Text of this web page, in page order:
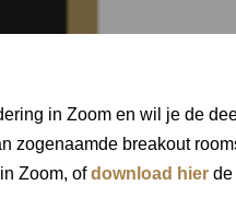
in Zoom en wil je de
zogenaamde breakout
Zoom, ofdownload hier de